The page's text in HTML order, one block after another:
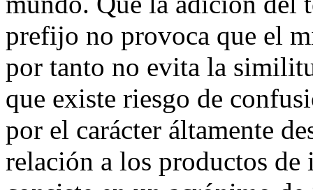
prefijo no provoca que el
por tanto no evita la
que existe riesgo de
por el carácter áltamente
relación a los productos